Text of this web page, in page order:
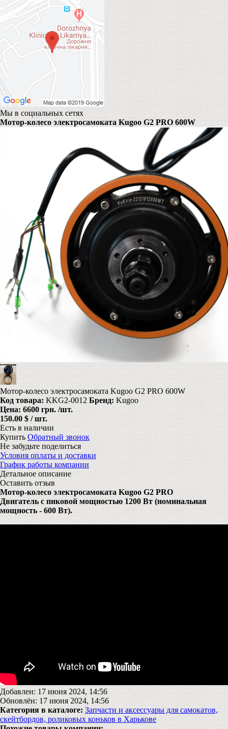
Мы в социальных сетях
Мотор-колесо электросамоката Kugoo G2 PRO 600W
Мотор-колесо электросамоката Kugoo G2 PRO 600W
Код товара: KKG2-0012 Бренд: Kugoo
Цена: 6600 грн. /шт.
150.00 $ / шт.
Есть в наличии
Купить Обратный звонок
Не забудьте поделиться
Условия оплаты и доставки
График работы компании
Детальное описание
Оставить отзыв
Мотор-колесо электросамоката Kugoo G2 PRO
Двигатель с пиковой мощностью 1200 Вт (номинальная
мощность - 600 Вт).
Добавлен: 17 июня 2024, 14:56
Обновлён: 17 июня 2024, 14:56
Категория в каталоге: Запчасти и аксессуары для самокатов,
скейтбордов, роликовых коньков в Харькове